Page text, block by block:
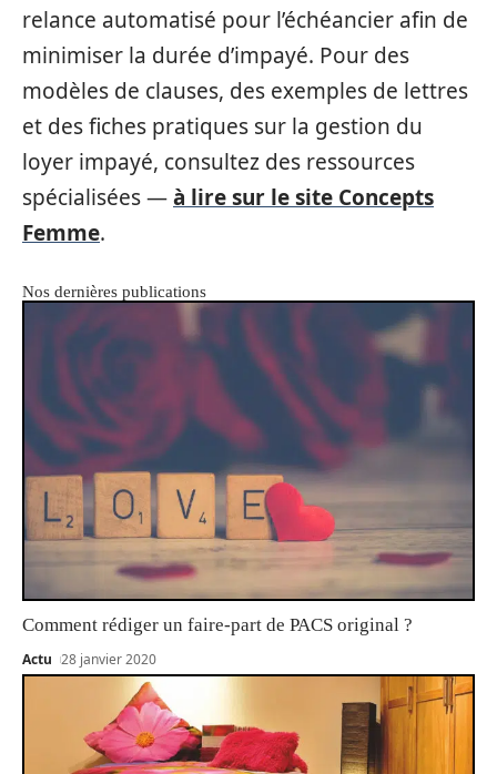
relance automatisé pour l’échéancier afin de
minimiser la durée d’impayé. Pour des
modèles de clauses, des exemples de lettres
et des fiches pratiques sur la gestion du
loyer impayé, consultez des ressources
spécialisées —à lire sur le site Concepts
Femme.
Nos dernières publications
Comment rédiger un faire-part de PACS original ?
Actu 28 janvier 2020